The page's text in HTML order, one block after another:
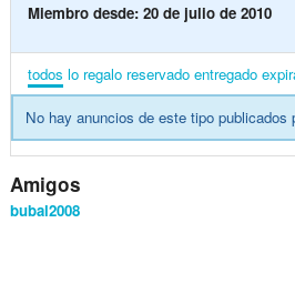
Miembro desde: 20 de julio de 2010
todos lo regalo reservado entregado
No hay anuncios de este tipo publicados
Amigos
bubal2008